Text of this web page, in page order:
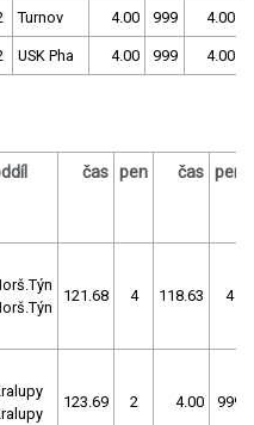
Turnov 4.00 999 4.00
USK Pha 4.00 999 4.00
čas pen čas pen
121.68 4 118.63 4
123.69 2 4.00 999